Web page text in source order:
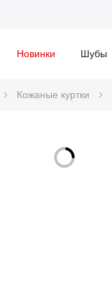
Новинки Шубы
Кожаные куртки